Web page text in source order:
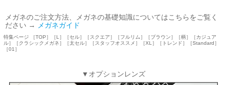
メガネのご注文方法、メガネの基礎知識についてはこちらをご覧く
ださい →
メガネガイド
特集ページ ［TOP］［L］［セル］［スクエア］［フルリム］［ブラウン］［柄］［カジュア
ル］［クラシックメガネ］［太セル］［スタッフオススメ］［XL］［トレンド］［Standard］
［01］
▼オプションレンズ